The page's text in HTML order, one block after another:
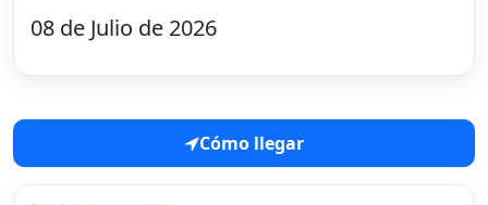
08 de Julio de 2026
Cómo llegar